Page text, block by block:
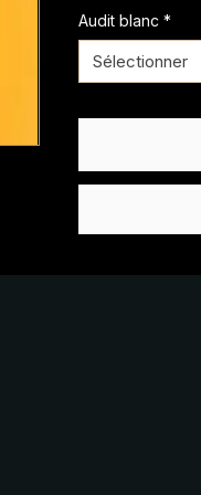
Audit blanc *
Sélectionner